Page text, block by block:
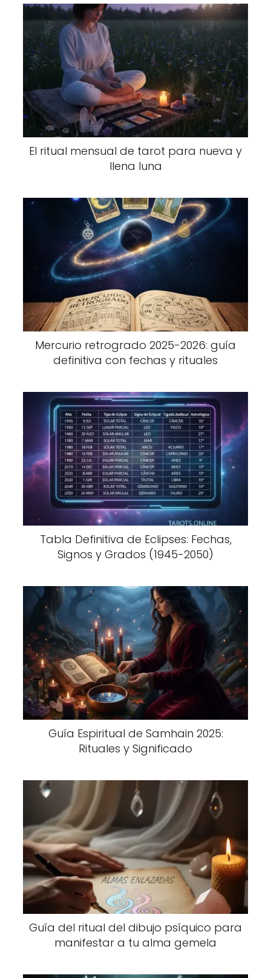
El ritual mensual de tarot para nueva y
llena luna
Mercurio retrogrado 2025-2026: guía
definitiva con fechas y rituales
Tabla Definitiva de Eclipses: Fechas,
Signos y Grados (1945-2050)
Guía Espiritual de Samhain 2025:
Rituales y Significado
Guía del ritual del dibujo psíquico para
manifestar a tu alma gemela